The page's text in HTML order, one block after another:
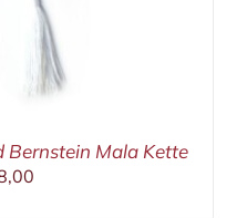
Bernstein Mala Kette